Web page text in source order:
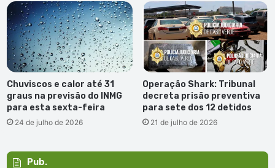
Chuviscos e calor até 31
graus na previsão do INMG
para esta sexta-feira
24 de julho de 2026
Operação Shark: Tribunal
decreta prisão preventiva
para sete dos 12 detidos
21 de julho de 2026
Pub.